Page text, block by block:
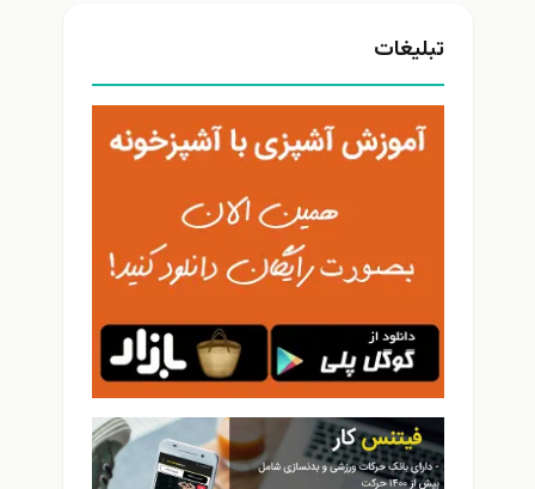
تبلیغات